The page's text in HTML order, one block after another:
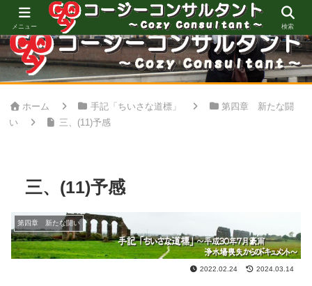
心地良い空間創りをお手伝い
ホーム 手記「ちいさな道標」
第四章 新たな闘
い
三、(11)予感
三、(11)予感
第四章 新たな闘い
2022.02.24 2024.03.14
メニュー 検索